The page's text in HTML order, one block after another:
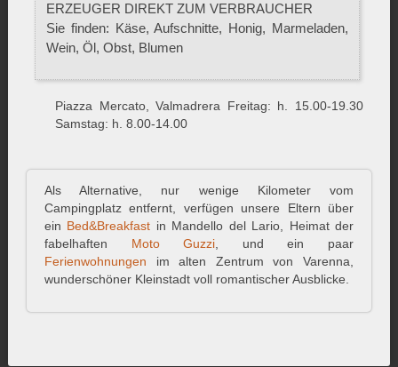
ERZEUGER DIREKT ZUM VERBRAUCHER
Sie finden: Käse, Aufschnitte, Honig, Marmeladen,
Wein, Öl, Obst, Blumen
Piazza Mercato, Valmadrera Freitag: h. 15.00-19.30
Samstag: h. 8.00-14.00
Als Alternative, nur wenige Kilometer vom
Campingplatz entfernt, verfügen unsere Eltern über
ein Bed&Breakfast in Mandello del Lario, Heimat der
fabelhaften
Moto Guzzi, und ein paar
Ferienwohnungen im alten Zentrum von Varenna,
wunderschöner Kleinstadt voll romantischer Ausblicke.